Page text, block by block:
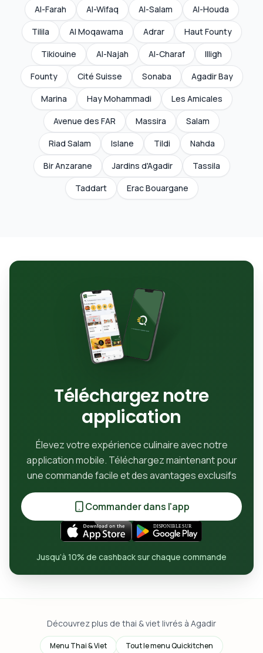
Al-Farah
Al-Wifaq Al-Salam
Al-Houda
Tilila
Al Moqawama Adrar
Haut Founty
Tikiouine
Al-Najah Al-Charaf
Illigh
Founty
Cité Suisse Sonaba
Agadir Bay
Marina
Hay Mohammadi
Les Amicales
Avenue des FAR
Massira
Salam
Riad Salam
Islane Tildi
Nahda
Bir Anzarane
Jardins d'Agadir
Tassila
Taddart
Erac Bouargane
Téléchargez notre
application
Élevez votre expérience culinaire avec notre
application mobile. Téléchargez maintenant pour
une commande facile et des avantages exclusifs
Commander dans l'app
Jusqu’à 10% de cashback sur chaque commande
Découvrez plus de thai & viet livrés à Agadir
Menu Thai & Viet
Tout le menu Quickitchen